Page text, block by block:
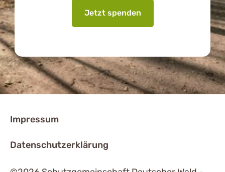
Jetzt spenden
Impressum
Datenschutzerklärung